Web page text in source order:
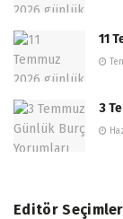
11
3
Editör